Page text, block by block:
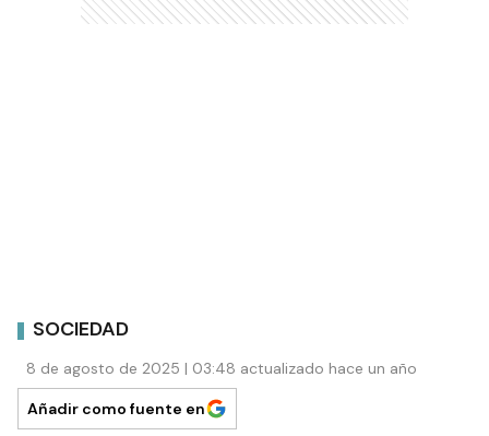
SOCIEDAD
8 de agosto de 2025 | 03:48 actualizado hace un año
Añadir como fuente en